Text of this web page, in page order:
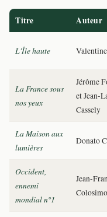
Titre Auteur
L'Île haute
La France sous
nos yeux
Jérôme
et Jean-
Cassely
La Maison aux
lumières
Donato
Occident,
ennemi
mondial n°1
Jean-
Colosimo